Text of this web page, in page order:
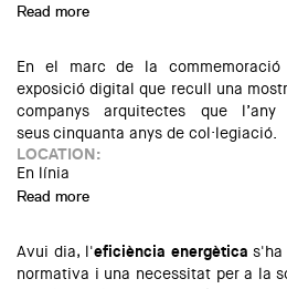
Read more
En el marc de la commemoració
exposició digital que recull una
companys arquitectes que
seus cinquanta anys de col·legiació.
LOCATION:
En línia
Read more
Avui dia, l'eficiència energètica s'ha
normativa i una necessitat per a la